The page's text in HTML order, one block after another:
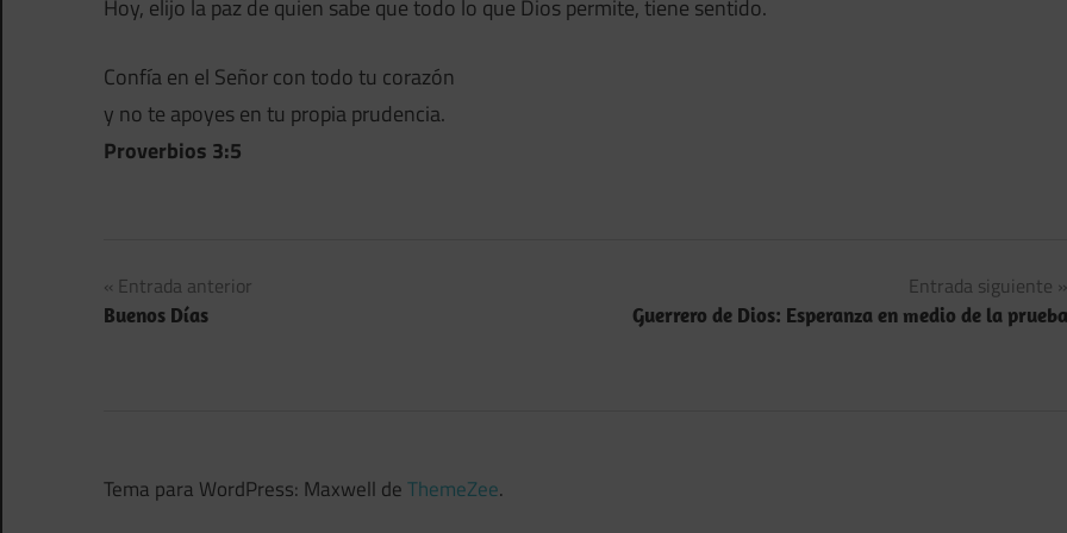
Hoy, elijo la paz de quien sabe que todo lo que Dios permite, tiene sentido.
Confía en el Señor con todo tu corazón
y no te apoyes en tu propia prudencia.
Proverbios 3:5
Navegación
de
Entrada anterior
Buenos Días
Entrada siguiente
Guerrero de Dios: Esperanza en medio de la prueba
Tema para WordPress: Maxwell deThemeZee.